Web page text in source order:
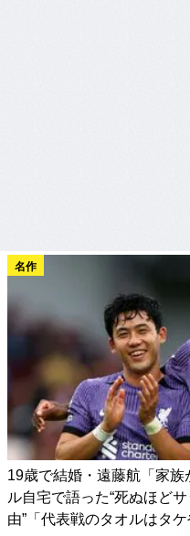
名作
19歳で結婚・遠藤航「家
ル自宅で語った“死ぬほど
由”「代表戦のタオルはタ